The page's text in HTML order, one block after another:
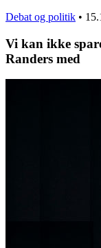
Debat og politik •
Vi kan ikke
Randers med